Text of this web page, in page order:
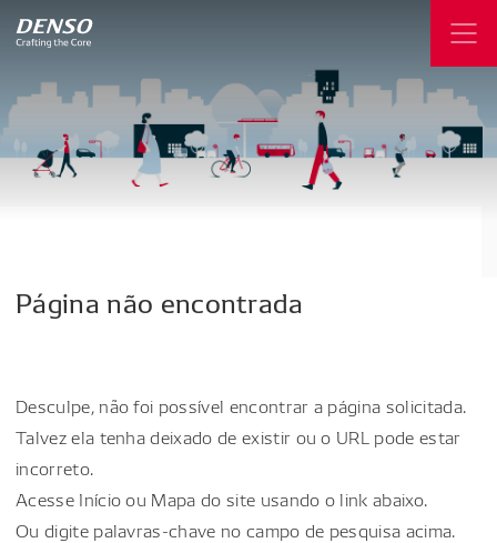
Página não encontrada
Desculpe, não foi possível encontrar a página solicitada.
Talvez ela tenha deixado de existir ou o URL pode estar
incorreto.
Acesse Início ou Mapa do site usando o link abaixo.
Ou digite palavras-chave no campo de pesquisa acima.